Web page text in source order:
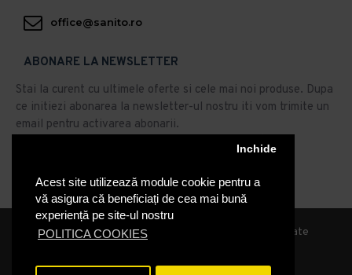
Acest site utilizează module cookie pentru a
vă asigura că beneficiați de cea mai bună
experiență pe site-ul nostru
POLITICA COOKIES
Inchide
office@sanito.ro
ABONARE LA NEWSLETTER
Stai la curent cu ultimele oferte si cele mai noi produse. Dupa
ce initiezi abonarea la newsletter-ul nostru iti vom trimite un
email pentru activarea abonarii.
Abonare
Am citit şi sunt de acord cu Politica de Confidentialitate
© 2019, Sanito Distribution, Toate drepturile rezervate